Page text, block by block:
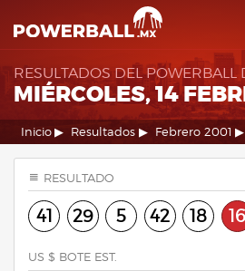
RESULTADOS DEL POWERBALL
MIÉRCOLES, 14
Inicio Resultados Febrero 2001
RESULTADO
41 29 5 42 18 16
US $ BOTE EST.